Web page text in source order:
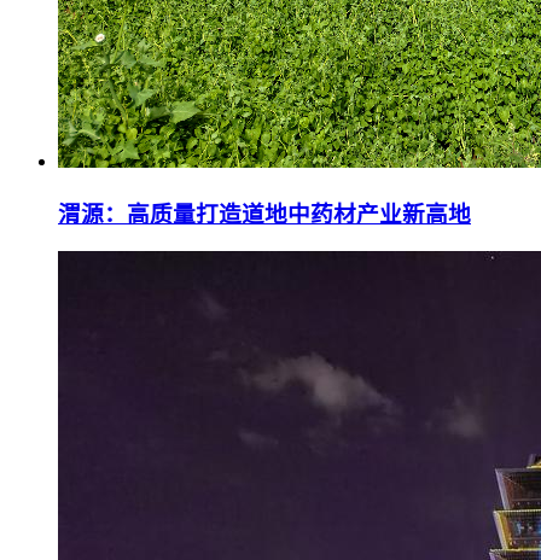
渭源：高质量打造道地中药材产业新高地